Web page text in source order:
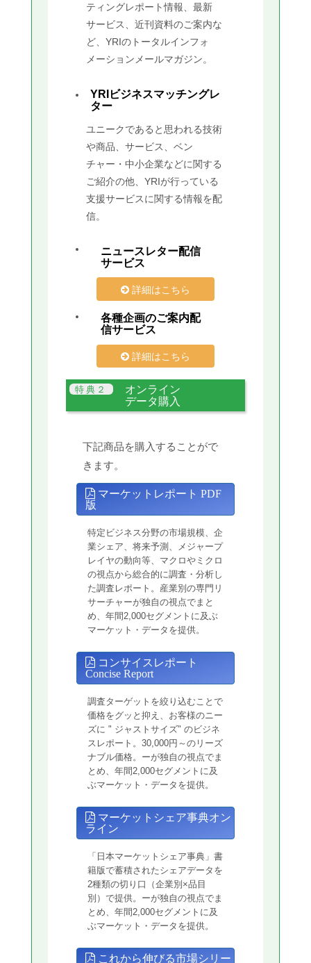
ティングレポート情報、最新
サービス、近刊資料のご案内な
ど、YRIのトータルインフォ
メーションメールマガジン。
YRIビジネスマッチングレ
ター
ユニークであると思われる技術
や商品、サービス、ベン
チャー・中小企業などに関する
ご紹介の他、YRIが行っている
支援サービスに関する情報を配
信。
ニュースレター配信
サービス
詳細はこちら
各種企画のご案内配
信サービス
詳細はこちら
オンライン
データ購入
下記商品を購入することがで
きます。
マーケットレポート PDF
版
特定ビジネス分野の市場規模、企
業シェア、将来予測、メジャープ
レイヤの動向等、マクロやミクロ
の視点から総合的に調査・分析し
た調査レポート。産業別の専門リ
サーチャーが独自の視点でまと
め、年間2,000セグメントに及ぶ
マーケット・データを提供。
コンサイスレポート
Concise Report
調査ターゲットを絞り込むことで
価格をグッと抑え、お客様のニー
ズに " ジャストサイズ" のビジネ
スレポート。30,000円～のリーズ
ナブル価格。ーが独自の視点でま
とめ、年間2,000セグメントに及
ぶマーケット・データを提供。
マーケットシェア事典オン
ライン
「日本マーケットシェア事典」書
籍版で蓄積されたシェアデータを
2種類の切り口（企業別×品目
別）で提供。ーが独自の視点でま
とめ、年間2,000セグメントに及
ぶマーケット・データを提供。
これから伸びる市場シリー